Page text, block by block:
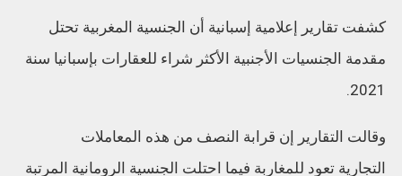
كشفت تقارير إعلامية إسبانية أن الجنسية المغربية تحتل
مقدمة الجنسيات الأجنبية الأكثر شراء للعقارات بإسبانيا سنة
2021.
وقالت التقارير إن قرابة النصف من هذه المعاملات
التجارية تعود للمغاربة فيما احتلت الجنسية الرومانية المرتبة